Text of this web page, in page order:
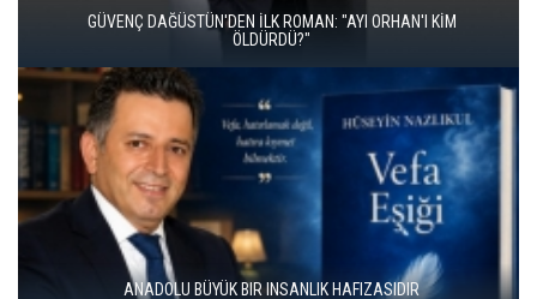
İKİ KİTAP VE BİTMEYEN BİR ENERJİ
ÜNAL ERSÖZLÜ’NÜN YENİ ŞİİR KİTABI “BÖĞÜRTLEN ÖPÜCÜĞÜ”
YAYIMLANDI